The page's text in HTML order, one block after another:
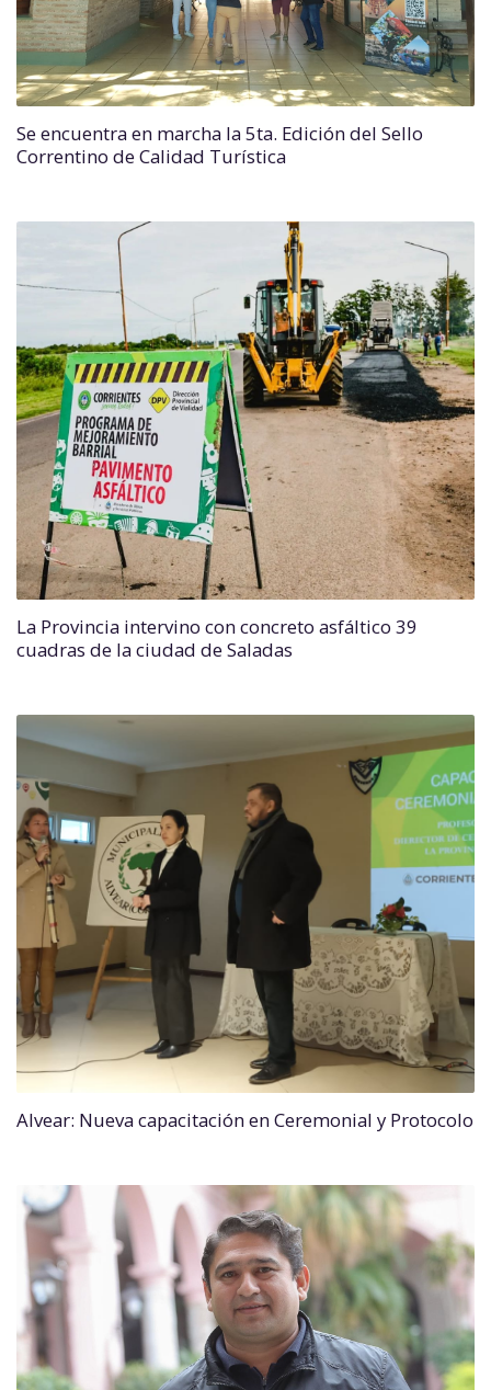
Se encuentra en marcha la 5ta. Edición del Sello
Correntino de Calidad Turística
La Provincia intervino con concreto asfáltico 39
cuadras de la ciudad de Saladas
Alvear: Nueva capacitación en Ceremonial y Protocolo